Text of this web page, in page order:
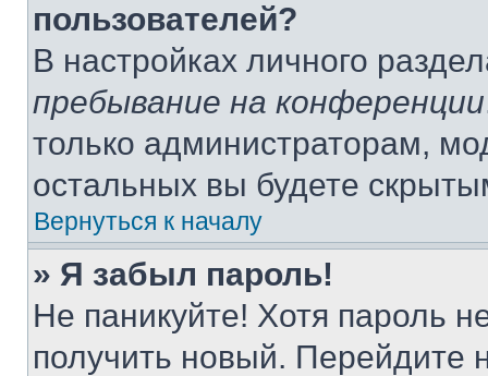
пользователей?
В настройках личного
пребывание на конференции
только администраторам,
остальных вы будете
Вернуться к началу
» Я забыл пароль!
Не паникуйте! Хотя пароль
получить новый. Перейдите